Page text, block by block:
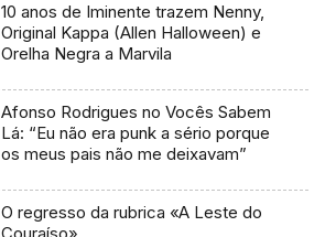
10 anos de Iminente trazem Nenny,
Original Kappa (Allen Halloween) e
Orelha Negra a Marvila
Afonso Rodrigues no Vocês Sabem
Lá: “Eu não era punk a sério porque
os meus pais não me deixavam”
O regresso da rubrica «A Leste do